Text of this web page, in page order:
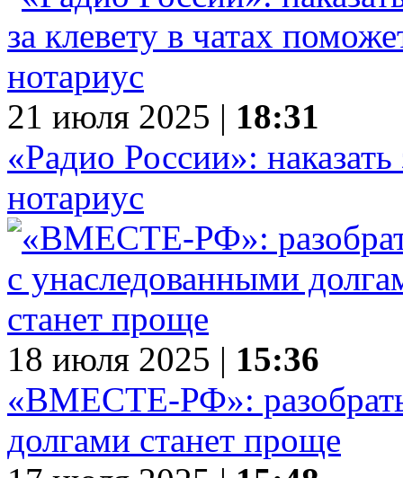
21 июля 2025 | 18:31
«Радио России»:
нотариус
18 июля 2025 | 15:36
«ВМЕСТЕ-РФ»:
долгами станет проще